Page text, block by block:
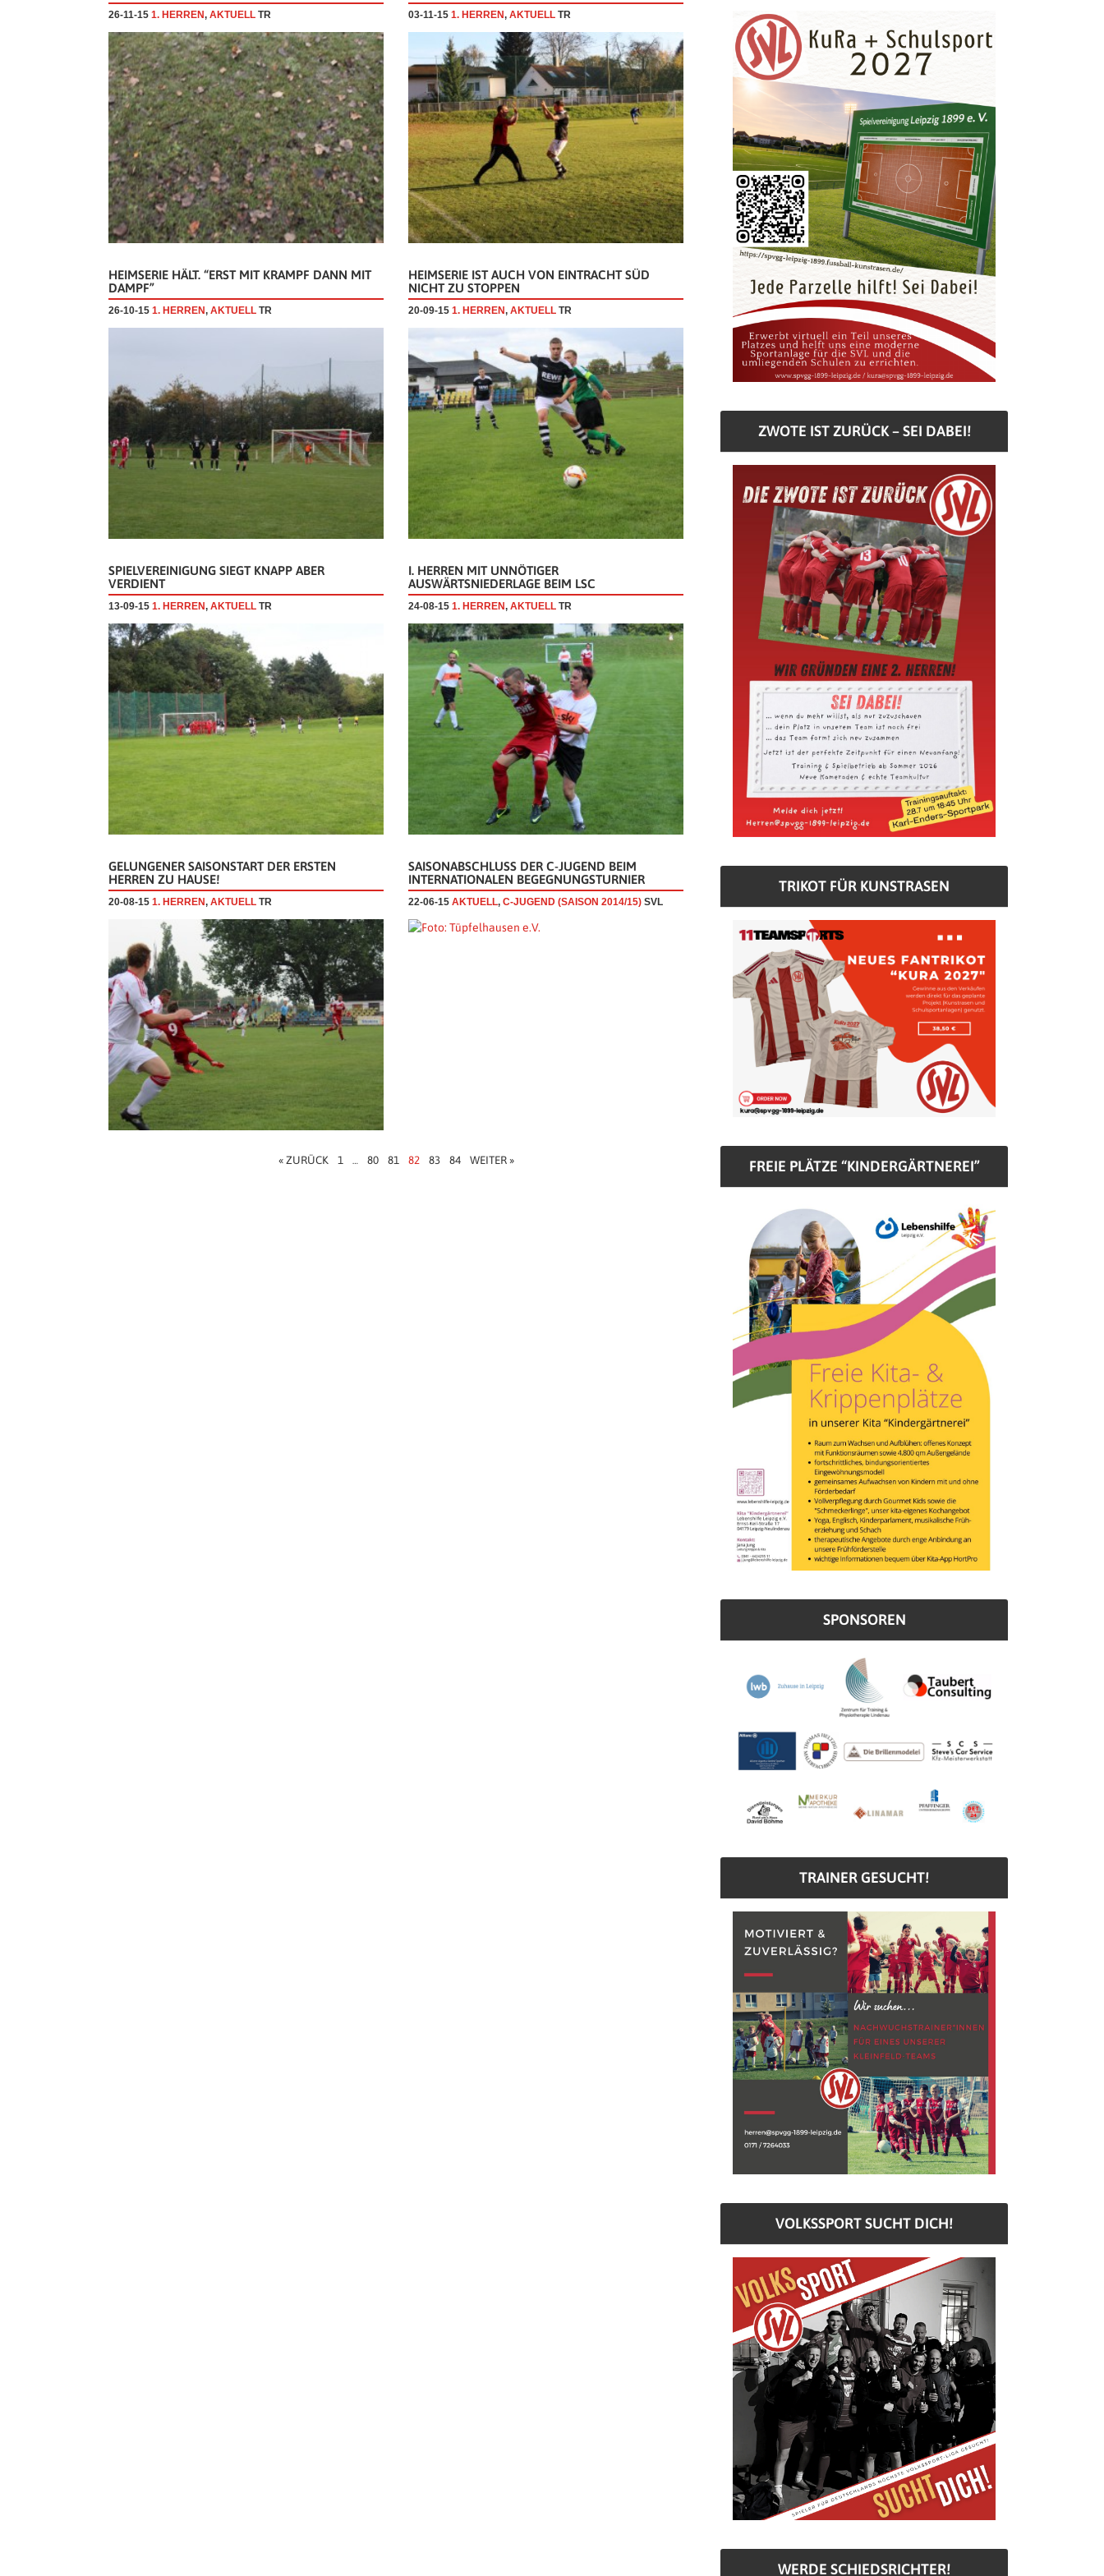
26-11-15 1. HERREN, AKTUELL TR 03-11-15 1. HERREN, AKTUELL TR
HEIMSERIE HÄLT. “ERST MIT KRAMPF DANN MIT
DAMPF”
26-10-15 1. HERREN, AKTUELL TR
HEIMSERIE IST AUCH VON EINTRACHT SÜD
NICHT ZU STOPPEN
20-09-15 1. HERREN, AKTUELL TR
SPIELVEREINIGUNG SIEGT KNAPP ABER
VERDIENT
13-09-15 1. HERREN, AKTUELL TR
I. HERREN MIT UNNÖTIGER
AUSWÄRTSNIEDERLAGE BEIM LSC
24-08-15 1. HERREN, AKTUELL TR
GELUNGENER SAISONSTART DER ERSTEN
HERREN ZU HAUSE!
20-08-15 1. HERREN, AKTUELL TR
SAISONABSCHLUSS DER C-JUGEND BEIM
INTERNATIONALEN BEGEGNUNGSTURNIER
22-06-15 AKTUELL, C-JUGEND (SAISON 2014/15) SVL
« ZURÜCK 1 … 80 81 82 83 84 WEITER »
ZWOTE IST ZURÜCK – SEI DABEI!
TRIKOT FÜR KUNSTRASEN
FREIE PLÄTZE “KINDERGÄRTNEREI”
SPONSOREN
TRAINER GESUCHT!
VOLKSSPORT SUCHT DICH!
WERDE SCHIEDSRICHTER!